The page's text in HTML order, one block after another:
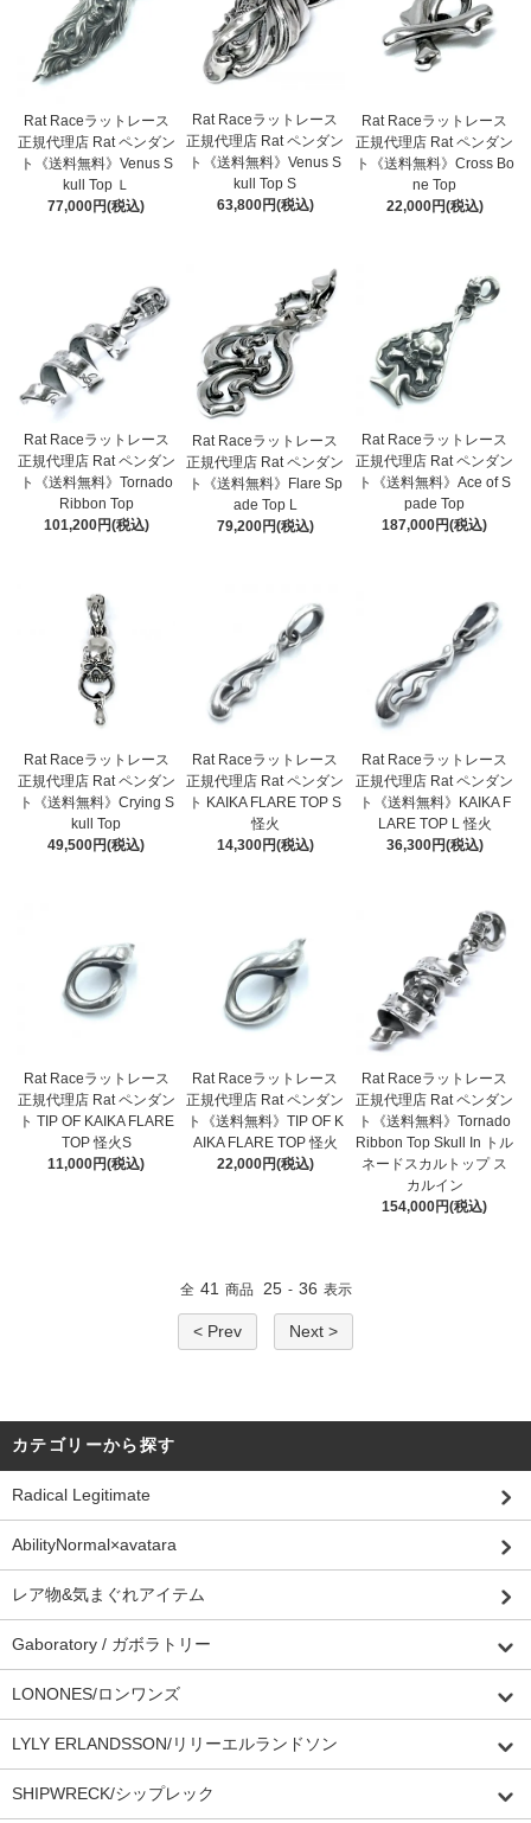
Rat Raceラットレース
正規代理店 Rat ペンダン
ト《送料無料》Venus S
kull Top Ｌ
77,000円(税込)
Rat Raceラットレース
正規代理店 Rat ペンダン
ト《送料無料》Venus S
kull Top S
63,800円(税込)
Rat Raceラットレース
正規代理店 Rat ペンダン
ト《送料無料》Cross Bo
ne Top
22,000円(税込)
Rat Raceラットレース
正規代理店 Rat ペンダン
ト《送料無料》Tornado
Ribbon Top
101,200円(税込)
Rat Raceラットレース
正規代理店 Rat ペンダン
ト《送料無料》Flare Sp
ade Top L
79,200円(税込)
Rat Raceラットレース
正規代理店 Rat ペンダン
ト《送料無料》Ace of S
pade Top
187,000円(税込)
Rat Raceラットレース
正規代理店 Rat ペンダン
ト《送料無料》Crying S
kull Top
49,500円(税込)
Rat Raceラットレース
正規代理店 Rat ペンダン
ト KAIKA FLARE TOP S
怪火
14,300円(税込)
Rat Raceラットレース
正規代理店 Rat ペンダン
ト《送料無料》KAIKA F
LARE TOP L 怪火
36,300円(税込)
Rat Raceラットレース
正規代理店 Rat ペンダン
ト TIP OF KAIKA FLARE
TOP 怪火S
11,000円(税込)
Rat Raceラットレース
正規代理店 Rat ペンダン
ト《送料無料》TIP OF K
AIKA FLARE TOP 怪火
22,000円(税込)
Rat Raceラットレース
正規代理店 Rat ペンダン
ト《送料無料》Tornado
Ribbon Top Skull In トル
ネードスカルトップ ス
カルイン
154,000円(税込)
全 41 商品 25 - 36 表示
< Prev Next >
カテゴリーから探す
Radical Legitimate
AbilityNormal×avatara
レア物&気まぐれアイテム
Gaboratory / ガボラトリー
LONONES/ロンワンズ
LYLY ERLANDSSON/リリーエルランドソン
SHIPWRECK/シップレック